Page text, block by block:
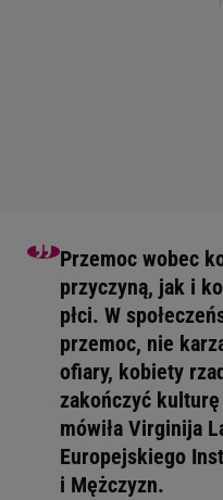
Przemoc wobec
przyczyną, jak i
płci. W
przemoc, nie
ofiary, kobiety
zakończyć
mówiła Virginija
Europejskiego
i Mężczyzn.